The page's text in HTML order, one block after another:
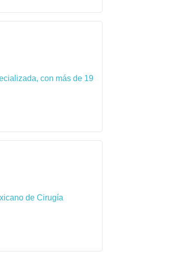
con más de 19
de Cirugía